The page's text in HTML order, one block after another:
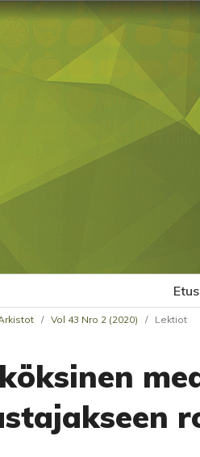
/ Vol 43 Nro 2 (2020) / Lektiot